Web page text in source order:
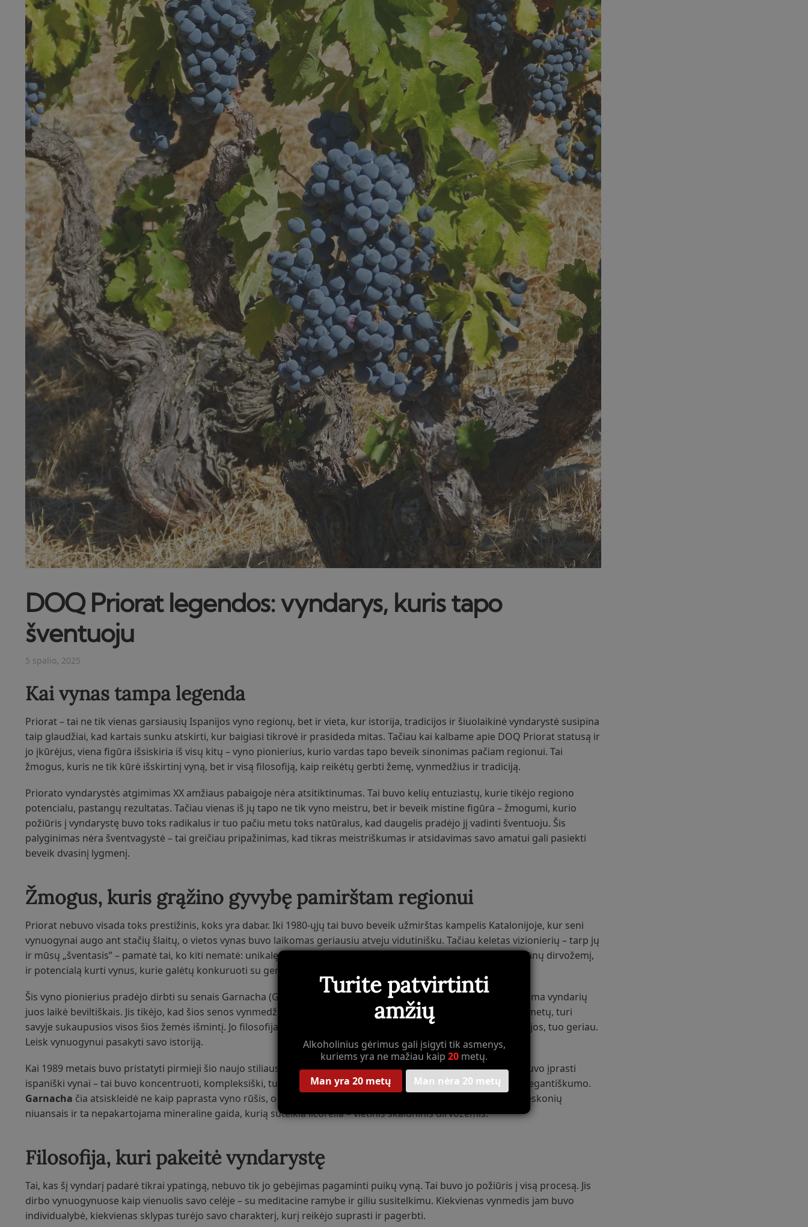
DOQ Priorat legendos: vyndarys, kuris tapo
šventuoju
5 spalio, 2025
Kai vynas tampa legenda
Priorat – tai ne tik vienas garsiausių Ispanijos vyno regionų, bet ir vieta, kur istorija, tradicijos ir šiuolaikinė vyndarystė susipina
taip glaudžiai, kad kartais sunku atskirti, kur baigiasi tikrovė ir prasideda mitas. Tačiau kai kalbame apie DOQ Priorat statusą ir
jo įkūrėjus, viena figūra išsiskiria iš visų kitų – vyno pionierius, kurio vardas tapo beveik sinonimas pačiam regionui. Tai
žmogus, kuris ne tik kūrė išskirtinį vyną, bet ir visą filosofiją, kaip reikėtų gerbti žemę, vynmedžius ir tradiciją.
Priorato vyndarystės atgimimas XX amžiaus pabaigoje nėra atsitiktinumas. Tai buvo kelių entuziastų, kurie tikėjo regiono
potencialu, pastangų rezultatas. Tačiau vienas iš jų tapo ne tik vyno meistru, bet ir beveik mistine figūra – žmogumi, kurio
požiūris į vyndarystę buvo toks radikalus ir tuo pačiu metu toks natūralus, kad daugelis pradėjo jį vadinti šventuoju. Šis
palyginimas nėra šventvagystė – tai greičiau pripažinimas, kad tikras meistriškumas ir atsidavimas savo amatui gali pasiekti
beveik dvasinį lygmenį.
Žmogus, kuris grąžino gyvybę pamirštam regionui
Priorat nebuvo visada toks prestižinis, koks yra dabar. Iki 1980-ųjų tai buvo beveik užmirštas kampelis Katalonijoje, kur seni
vynuogynai augo ant stačių šlaitų, o vietos vynas buvo laikomas geriausiu atveju vidutinišku. Tačiau keletas vizionierių – tarp jų
ir mūsų „šventasis” – pamatė tai, ko kiti nematė: unikalę dirvą, senas vynmedžių šaknis, kurios siekė giliai į skalūnų dirvožemį,
ir potencialą kurti vynus, kurie galėtų konkuruoti su geriausiais pasaulyje.
Šis vyno pionierius pradėjo dirbti su senais Garnacha (Grenache) ir Cariñena (Carignan) vynuogynais, kai dauguma vyndarių
juos laikė beviltiškais. Jis tikėjo, kad šios senos vynmedžių šaknys, kai kurios iš jų siekiančios daugiau nei šimtą metų, turi
savyje sukaupusios visos šios žemės išmintį. Jo filosofija buvo paprasta, bet revoliucinga: kuo mažiau intervencijos, tuo geriau.
Leisk vynuogynui pasakyti savo istoriją.
Kai 1989 metais buvo pristatyti pirmieji šio naujo stiliaus Priorato vynai, vyno pasaulis buvo priblokštas. Tai nebuvo įprasti
ispaniški vynai – tai buvo koncentruoti, kompleksiški, turtingi mineralais gėrimai, kurie turėjo tiek galios, tiek elegantiškumo.
Garnacha čia atsiskleidė ne kaip paprasta vyno rūšis, o kaip tikras charakteris – su juodųjų vaisių aromatu, prieskonių
niuansais ir ta nepakartojama mineraline gaida, kurią suteikia licorella – vietinis skalūninis dirvožemis.
Filosofija, kuri pakeitė vyndarystę
Tai, kas šį vyndarį padarė tikrai ypatingą, nebuvo tik jo gebėjimas pagaminti puikų vyną. Tai buvo jo požiūris į visą procesą. Jis
dirbo vynuogynuose kaip vienuolis savo celėje – su meditacine ramybe ir giliu susitelkimu. Kiekvienas vynmedis jam buvo
individualybė, kiekvienas sklypas turėjo savo charakterį, kurį reikėjo suprasti ir pagerbti.
Turite patvirtinti
amžių
Alkoholinius gėrimus gali įsigyti tik asmenys,
kuriems yra ne mažiau kaip 20 metų.
Man yra 20 metų
Man nėra 20 metų